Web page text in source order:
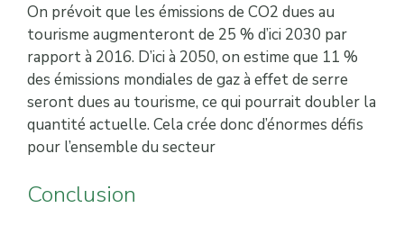
On prévoit que les émissions de CO2 dues au
tourisme augmenteront de 25 % d’ici 2030 par
rapport à 2016. D’ici à 2050, on estime que 11 %
des émissions mondiales de gaz à effet de serre
seront dues au tourisme, ce qui pourrait doubler la
quantité actuelle. Cela crée donc d’énormes défis
pour l’ensemble du secteur
Conclusion